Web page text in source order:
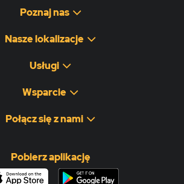
Poznaj nas
Nasze lokalizacje
Usługi
Wsparcie
Połącz się z nami
Pobierz aplikację